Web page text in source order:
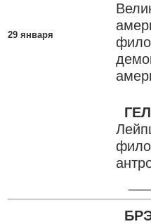
29 января